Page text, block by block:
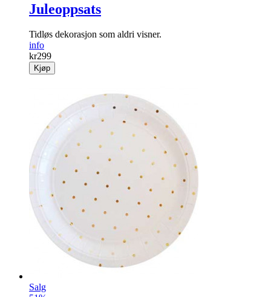
Juleoppsats
Tidløs dekorasjon som aldri visner.
info
kr299
Kjøp
Salg